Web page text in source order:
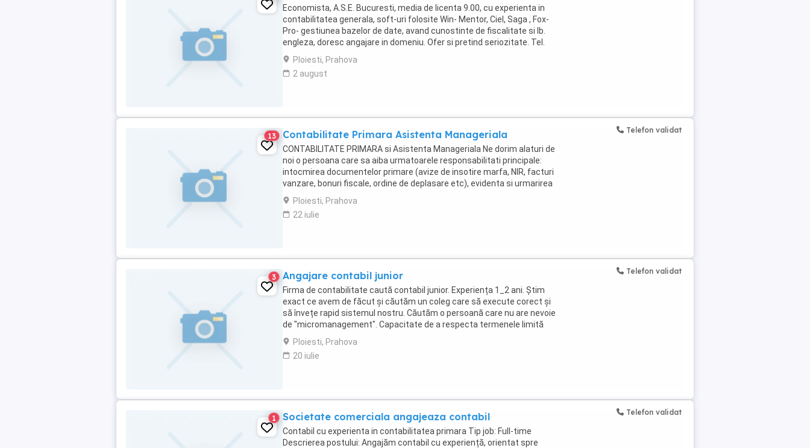
Economista, A.S.E. Bucuresti, media de licenta 9.00, cu experienta in
contabilitatea generala, soft-uri folosite Win- Mentor, Ciel, Saga , Fox-
Pro- gestiunea bazelor de date, avand cunostinte de fiscalitate si lb.
engleza, doresc angajare in domeniu. Ofer si pretind seriozitate. Tel.
0734062710. ...
Ploiesti, Prahova
2 august
13 Contabilitate Primara Asistenta Manageriala
CONTABILITATE PRIMARA si Asistenta Manageriala Ne dorim alaturi de
noi o persoana care sa aiba urmatoarele responsabilitati principale:
intocmirea documentelor primare (avize de insotire marfa, NIR, facturi
vanzare, bonuri fiscale, ordine de deplasare etc), evidenta si urmarirea
stocurilor (ideal ...
Ploiesti, Prahova
22 iulie
Telefon validat
3 Angajare contabil junior
Firma de contabilitate caută contabil junior. Experiența 1_2 ani. Știm
exact ce avem de făcut și căutăm un coleg care să execute corect și
să învețe rapid sistemul nostru. Căutăm o persoană care nu are nevoie
de "micromanagement". Capacitate de a respecta termenele limită
fără memento-uri.
Ploiesti, Prahova
20 iulie
Telefon validat
1 Societate comerciala angajeaza contabil
Contabil cu experienta in contabilitatea primara Tip job: Full-time
Descrierea postului: Angajăm contabil cu experiență, orientat spre
Telefon validat